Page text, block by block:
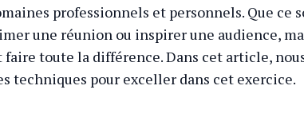
professionnels et personnels. Que ce
une réunion ou inspirer une audience,
toute la différence. Dans cet article,
techniques pour exceller dans cet exercice.